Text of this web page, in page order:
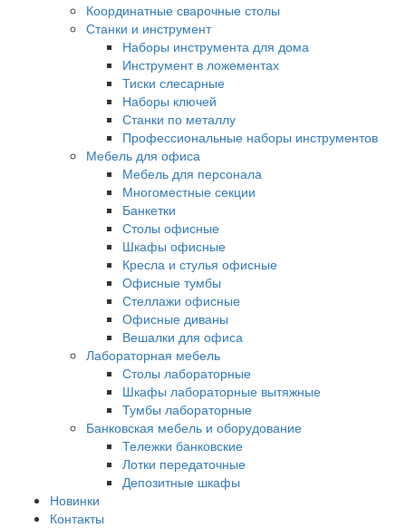
Координатные сварочные столы
Станки и инструмент
Наборы инструмента для дома
Инструмент в ложементах
Тиски слесарные
Наборы ключей
Станки по металлу
Профессиональные наборы инструментов
Мебель для офиса
Мебель для персонала
Многоместные секции
Банкетки
Столы офисные
Шкафы офисные
Кресла и стулья офисные
Офисные тумбы
Стеллажи офисные
Офисные диваны
Вешалки для офиса
Лабораторная мебель
Столы лабораторные
Шкафы лабораторные вытяжные
Тумбы лабораторные
Банковская мебель и оборудование
Тележки банковские
Лотки передаточные
Депозитные шкафы
Новинки
Контакты